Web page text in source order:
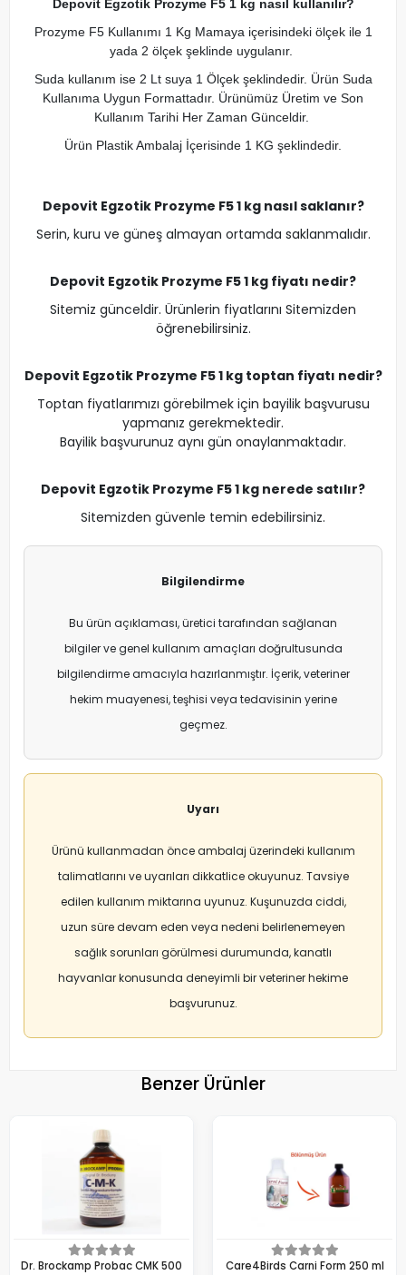
Depovit Egzotik Prozyme F5 1 kg nasıl kullanılır?
Prozyme F5 Kullanımı 1 Kg Mamaya içerisindeki ölçek ile 1
yada 2 ölçek şeklinde uygulanır.
Suda kullanım ise 2 Lt suya 1 Ölçek şeklindedir. Ürün Suda
Kullanıma Uygun Formattadır. Ürünümüz Üretim ve Son
Kullanım Tarihi Her Zaman Günceldir.
Ürün Plastik Ambalaj İçerisinde 1 KG şeklindedir.
Depovit Egzotik Prozyme F5 1 kg nasıl saklanır?
Serin, kuru ve güneş almayan ortamda saklanmalıdır.
Depovit Egzotik Prozyme F5 1 kg fiyatı nedir?
Sitemiz günceldir. Ürünlerin fiyatlarını Sitemizden
öğrenebilirsiniz.
Depovit Egzotik Prozyme F5 1 kg toptan fiyatı nedir?
Toptan fiyatlarımızı görebilmek için bayilik başvurusu
yapmanız gerekmektedir.
Bayilik başvurunuz aynı gün onaylanmaktadır.
Depovit Egzotik Prozyme F5 1 kg nerede satılır?
Sitemizden güvenle temin edebilirsiniz.
Bilgilendirme
Bu ürün açıklaması, üretici tarafından sağlanan
bilgiler ve genel kullanım amaçları doğrultusunda
bilgilendirme amacıyla hazırlanmıştır. İçerik, veteriner
hekim muayenesi, teşhisi veya tedavisinin yerine
geçmez.
Uyarı
Ürünü kullanmadan önce ambalaj üzerindeki kullanım
talimatlarını ve uyarıları dikkatlice okuyunuz. Tavsiye
edilen kullanım miktarına uyunuz. Kuşunuzda ciddi,
uzun süre devam eden veya nedeni belirlenemeyen
sağlık sorunları görülmesi durumunda, kanatlı
hayvanlar konusunda deneyimli bir veteriner hekime
başvurunuz.
Benzer Ürünler
Dr. Brockamp Probac CMK 500
Care4Birds Carni Form 250 ml